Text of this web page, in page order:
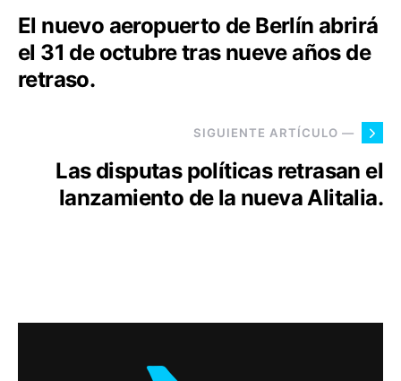
El nuevo aeropuerto de Berlín abrirá
el 31 de octubre tras nueve años de
retraso.
SIGUIENTE ARTÍCULO —
Las disputas políticas retrasan el
lanzamiento de la nueva Alitalia.